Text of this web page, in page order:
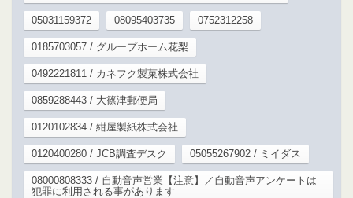
05031159372 08095403735 0752312258
0185703057 / グループホーム花梨
0492221811 / カネフク製菓株式会社
0859288443 / 大篠津郵便局
0120102834 / 紺屋製紙株式会社
0120400280 / JCB調査デスク 05055267902 / ミイダス
08000808333 / 自動音声営業【注意】／自動音声アンケートは
犯罪に利用される事があります